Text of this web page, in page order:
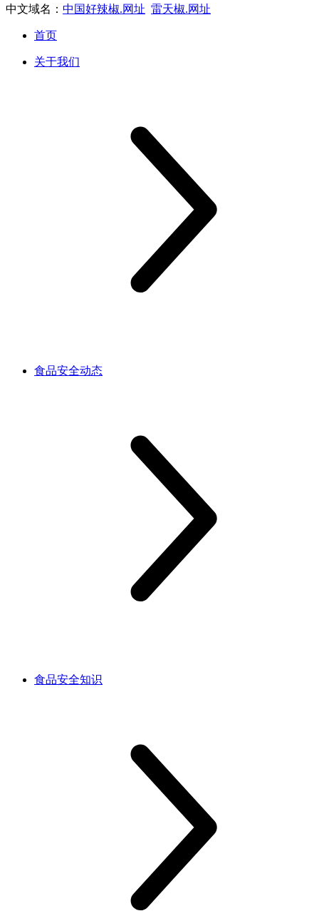
中文域名： 中国好辣椒.网址 雷天椒.网址
首页
关于我们
食品安全动态
食品安全知识